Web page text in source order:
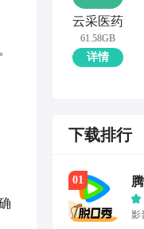
云采医药
61.58GB
详情
下载排行
01
影